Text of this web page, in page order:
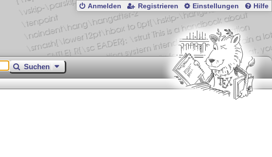
Anmelden Registrieren Einstellungen Hilfe
Suchen